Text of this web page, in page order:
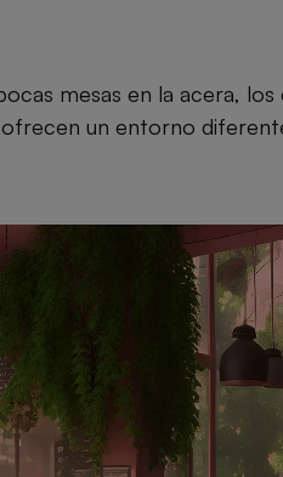
mesas en la acera, los
un entorno